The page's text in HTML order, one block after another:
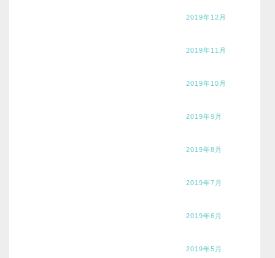
2019年12月
2019年11月
2019年10月
2019年9月
2019年8月
2019年7月
2019年6月
2019年5月